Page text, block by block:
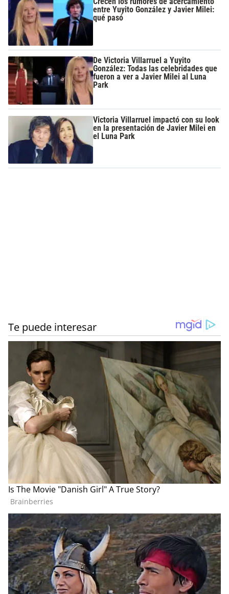
entre Yuyito González y Javier Milei:
qué pasó
De Victoria Villarruel a Yuyito
González: Todas las celebridades que
fueron a ver a Javier Milei al Luna
Park
Victoria Villarruel impactó con su look
en la presentación de Javier Milei en
el Luna Park